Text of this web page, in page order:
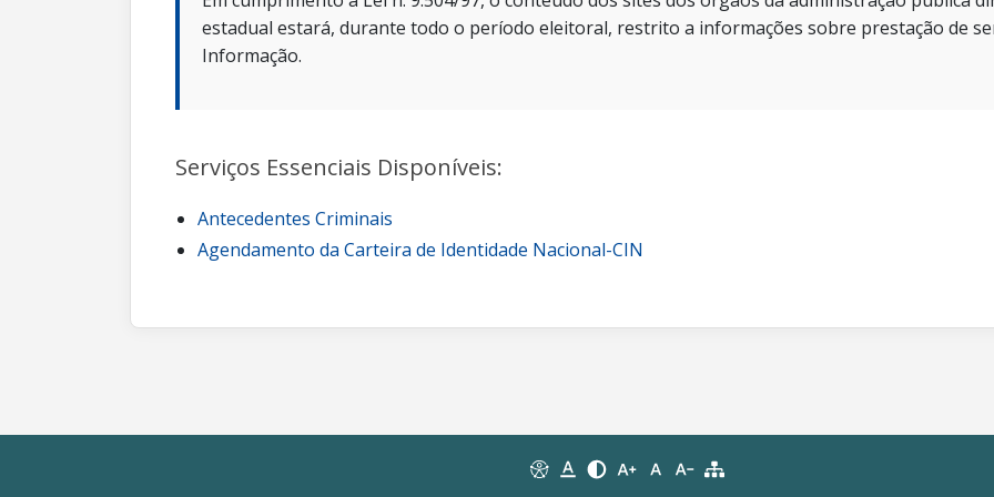
estadual estará, durante todo o período eleitoral, restrito a informações sobre prestação de
Informação.
Serviços Essenciais Disponíveis:
Antecedentes Criminais
Agendamento da Carteira de Identidade Nacional-CIN